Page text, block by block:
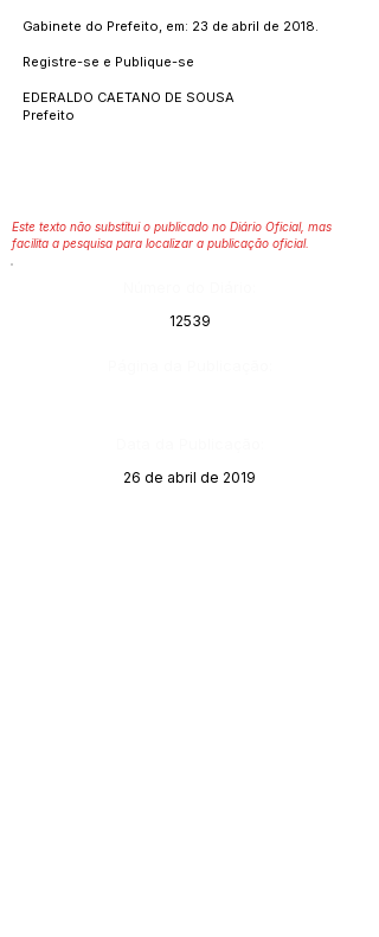
Gabinete do Prefeito, em: 23 de abril de 2018.
Registre-se e Publique-se
EDERALDO CAETANO DE SOUSA
Prefeito
Este texto não substitui o publicado no Diário Oficial, mas
facilita a pesquisa para localizar a publicação oficial.
12539
26 de abril de 2019